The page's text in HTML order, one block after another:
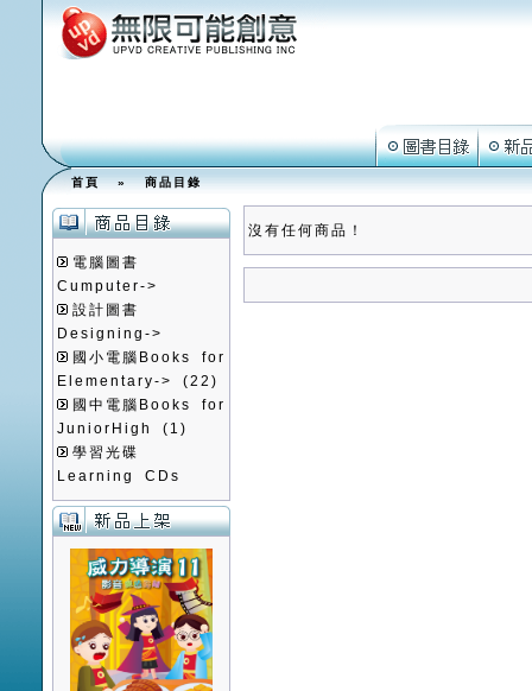
首頁»商品目錄
電腦圖書
Cumputer->
設計圖書
Designing->
國小電腦Books for
Elementary->
(22)
國中電腦Books for
JuniorHigh
(1)
學習光碟
Learning CDs
沒有任何商品！